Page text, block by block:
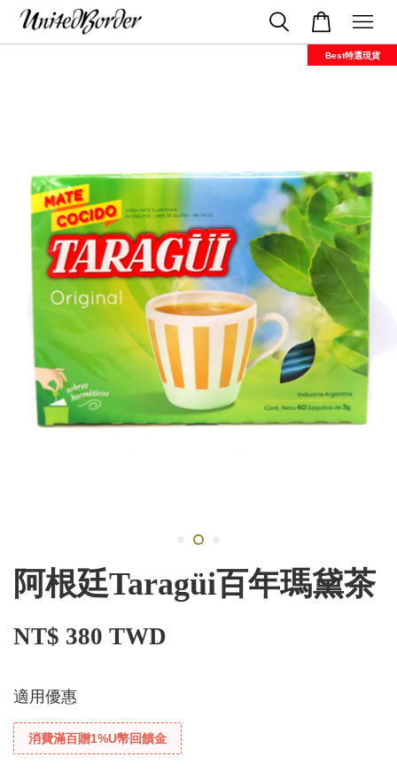
Best特選現貨
阿根廷Taragüi百年瑪黛茶
NT$ 380 TWD
適用優惠
消費滿百贈1%U幣回饋金